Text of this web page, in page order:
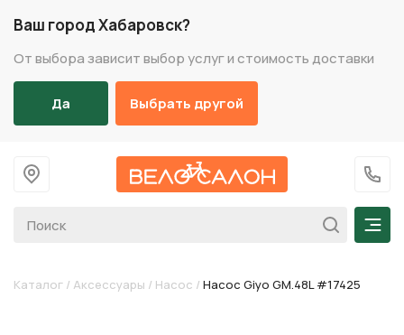
Ваш город Хабаровск?
От выбора зависит выбор услуг и стоимость доставки
Да Выбрать другой
На главную
+7
Каталог / Аксессуары / Насос / Насос Giyo GM.48L #17425